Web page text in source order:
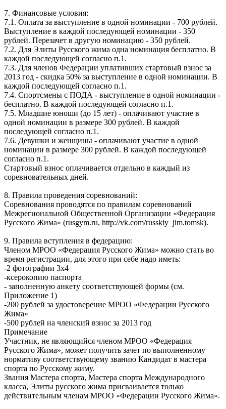
7. Финансовые условия:
7.1. Оплата за выступление в одной номинации - 700 рублей.
Выступление в каждой последующей номинации - 350
рублей. Перезачет в другую номинацию - 350 рублей.
7.2. Для Элиты Русского жима одна номинация бесплатно. В
каждой последующей согласно п.1.
7.3. Для членов Федерации уплативших стартовый взнос за
2013 год - скидка 50% за выступление в одной номинации. В
каждой последующей согласно п.1.
7.4. Спортсмены с ПОДА - выступление в одной номинации -
бесплатно. В каждой последующей согласно п.1.
7.5. Младшие юноши (до 15 лет) - оплачивают участие в
одной номинации в размере 300 рублей. В каждой
последующей согласно п.1.
7.6. Девушки и женщины - оплачивают участие в одной
номинации в размере 300 рублей. В каждой последующей
согласно п.1.
Стартовый взнос оплачивается отдельно в каждый из
соревновательных дней.
8. Правила проведения соревнований:
Соревнования проводятся по правилам соревнований
Межрегиональной Общественной Организации «Федерация
Русского Жима» (rusgym.ru, http://vk.com/russkiy_jim.tomsk).
9. Правила вступления в федерацию:
Членом МРОО «Федерация Русского Жима» можно стать во
время регистрации, для этого при себе надо иметь:
-2 фотографии 3х4
-ксерокопию паспорта
- заполненную анкету соответствующей формы (см.
Приложение 1)
-200 рублей за удостоверение МРОО «Федерации Русского
Жима»
-500 рублей на членский взнос за 2013 год
Примечание
Участник, не являющийся членом МРОО «Федерация
Русского Жима», может получить зачет по выполненному
нормативу соответствующему званию Кандидат в мастера
спорта по Русскому жиму.
Звания Мастера спорта, Мастера спорта Международного
класса, Элиты русского жима присваивается только
действительным членам МРОО «Федерации Русского Жима».